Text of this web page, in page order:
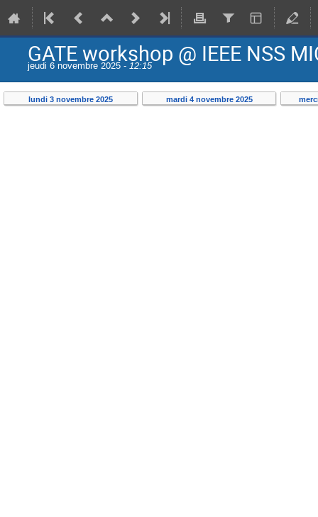
GATE workshop @ IEEE NSS
jeudi 6 novembre 2025 - 12:15
lundi 3 novembre 2025 mardi 4 novembre 2025